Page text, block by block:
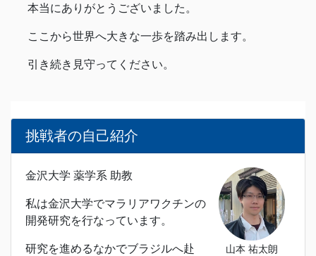
本当にありがとうございました。
ここから世界へ大きな一歩を踏み出します。
引き続き見守ってください。
挑戦者の自己紹介
山本 祐太朗
金沢大学 薬学系 助教
私は金沢大学でマラリアワクチンの
開発研究を行なっています。
研究を進めるなかでブラジルへ赴